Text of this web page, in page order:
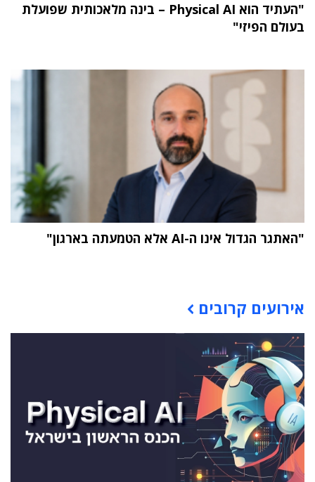
"העתיד הוא Physical AI – בינה מלאכותית שפועלת
בעולם הפיזי"
"האתגר הגדול אינו ה-AI אלא הטמעתה בארגון"
אירועים קרובים